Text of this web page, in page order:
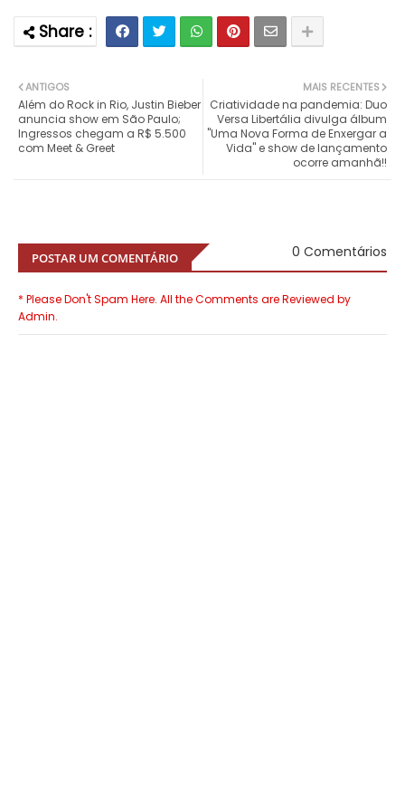
MAIS RECENTES
Criatividade na pandemia: Duo
Versa Libertália divulga álbum
"Uma Nova Forma de Enxergar a
Vida" e show de lançamento
ocorre amanhã!!
ANTIGOS
Além do Rock in Rio, Justin Bieber
anuncia show em São Paulo;
Ingressos chegam a R$ 5.500
com Meet & Greet
POSTAR UM COMENTÁRIO 0 Comentários
* Please Don't Spam Here. All the Comments are Reviewed by
Admin.